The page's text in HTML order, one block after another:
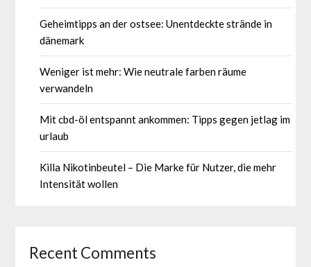
Geheimtipps an der ostsee: Unentdeckte strände in
dänemark
Weniger ist mehr: Wie neutrale farben räume
verwandeln
Mit cbd-öl entspannt ankommen: Tipps gegen jetlag im
urlaub
Killa Nikotinbeutel – Die Marke für Nutzer, die mehr
Intensität wollen
Recent Comments